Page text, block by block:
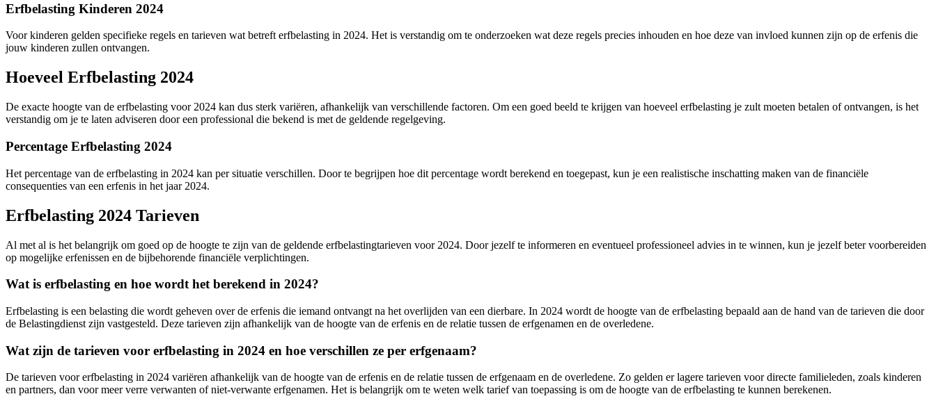
Erfbelasting Kinderen 2024
Voor kinderen gelden specifieke regels en tarieven wat betreft erfbelasting in 2024. Het is verstandig om te onderzoeken wat deze regels precies inhouden en hoe deze van invloed kunnen zijn op de erfenis die
jouw kinderen zullen ontvangen.
Hoeveel Erfbelasting 2024
De exacte hoogte van de erfbelasting voor 2024 kan dus sterk variëren, afhankelijk van verschillende factoren. Om een goed beeld te krijgen van hoeveel erfbelasting je zult moeten betalen of ontvangen, is het
verstandig om je te laten adviseren door een professional die bekend is met de geldende regelgeving.
Percentage Erfbelasting 2024
Het percentage van de erfbelasting in 2024 kan per situatie verschillen. Door te begrijpen hoe dit percentage wordt berekend en toegepast, kun je een realistische inschatting maken van de financiële
consequenties van een erfenis in het jaar 2024.
Erfbelasting 2024 Tarieven
Al met al is het belangrijk om goed op de hoogte te zijn van de geldende erfbelastingtarieven voor 2024. Door jezelf te informeren en eventueel professioneel advies in te winnen, kun je jezelf beter voorbereiden
op mogelijke erfenissen en de bijbehorende financiële verplichtingen.
Wat is erfbelasting en hoe wordt het berekend in 2024?
Erfbelasting is een belasting die wordt geheven over de erfenis die iemand ontvangt na het overlijden van een dierbare. In 2024 wordt de hoogte van de erfbelasting bepaald aan de hand van de tarieven die door
de Belastingdienst zijn vastgesteld. Deze tarieven zijn afhankelijk van de hoogte van de erfenis en de relatie tussen de erfgenamen en de overledene.
Wat zijn de tarieven voor erfbelasting in 2024 en hoe verschillen ze per erfgenaam?
De tarieven voor erfbelasting in 2024 variëren afhankelijk van de hoogte van de erfenis en de relatie tussen de erfgenaam en de overledene. Zo gelden er lagere tarieven voor directe familieleden, zoals kinderen
en partners, dan voor meer verre verwanten of niet-verwante erfgenamen. Het is belangrijk om te weten welk tarief van toepassing is om de hoogte van de erfbelasting te kunnen berekenen.